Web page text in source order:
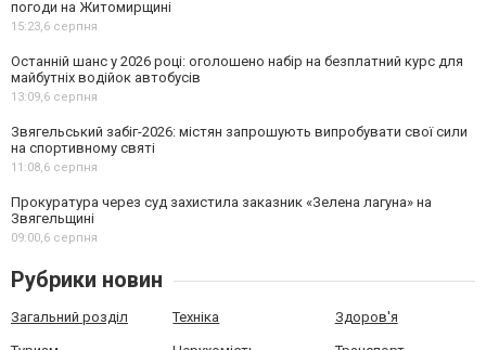
погоди на Житомирщині
15:23, 6 серпня
Останній шанс у 2026 році: оголошено набір на безплатний курс для
майбутніх водійок автобусів
13:09, 6 серпня
Звягельський забіг-2026: містян запрошують випробувати свої сили
на спортивному святі
11:08, 6 серпня
Прокуратура через суд захистила заказник «Зелена лагуна» на
Звягельщині
09:00, 6 серпня
Рубрики новин
Загальний розділ Техніка Здоров'я